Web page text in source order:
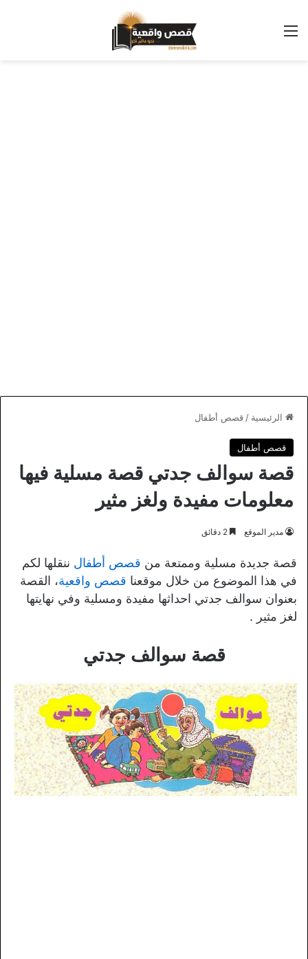
القائمة
الرئيسية / قصص أطفال
قصص أطفال
قصة سوالف جدتي قصة مسلية فيها
معلومات مفيدة ولغز مثير
مدير الموقع
قصة جديدة مسلية وممتعة من قصص أطفال ننقلها لكم
في هذا الموضوع من خلال موقعنا قصص واقعية، القصة
بعنوان سوالف جدتي احداثها مفيدة ومسلية وفي نهايتها
لغز مثير .
قصة سوالف جدتي